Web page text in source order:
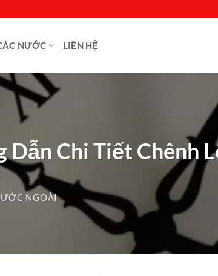
NƯỚC LIÊN HỆ
Chi Tiết Chênh
NGOÀI